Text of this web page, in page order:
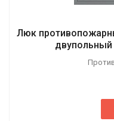
Люк
двупольный